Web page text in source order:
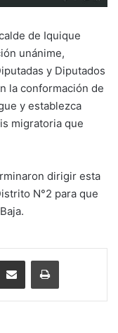
de Iquique
unánime,
y Diputados
la conformación de
y establezca
migratoria que
dirigir esta
N°2 para que
Enviar vía email Imprimir